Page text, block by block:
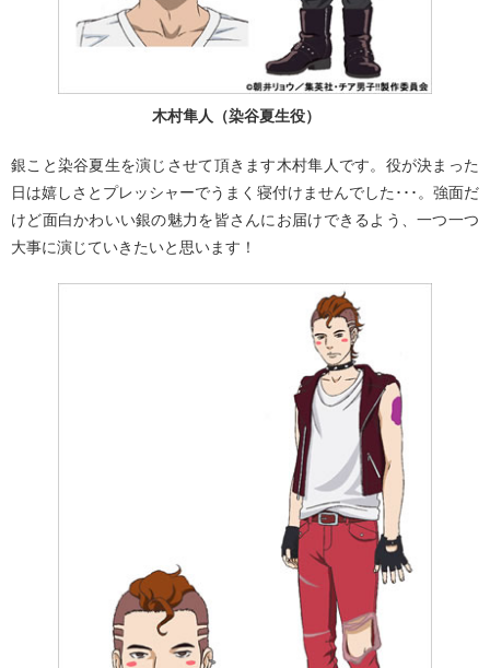
木村隼人（染谷夏生役）
銀こと染谷夏生を演じさせて頂きます木村隼人です。役が決まった
日は嬉しさとプレッシャーでうまく寝付けませんでした･･･。強面だ
けど面白かわいい銀の魅力を皆さんにお届けできるよう、一つ一つ
大事に演じていきたいと思います！